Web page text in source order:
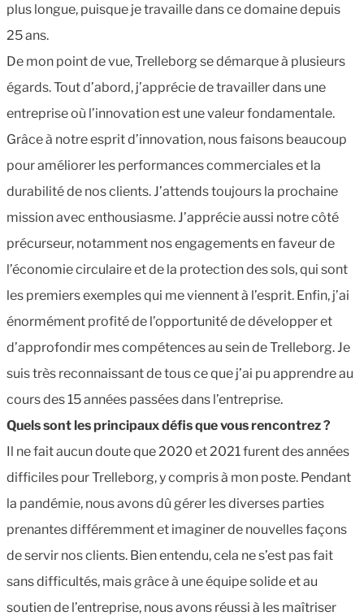
plus longue, puisque je travaille dans ce domaine depuis
25 ans.
De mon point de vue, Trelleborg se démarque à plusieurs
égards. Tout d’abord, j’apprécie de travailler dans une
entreprise où l’innovation est une valeur fondamentale.
Grâce à notre esprit d’innovation, nous faisons beaucoup
pour améliorer les performances commerciales et la
durabilité de nos clients. J’attends toujours la prochaine
mission avec enthousiasme. J’apprécie aussi notre côté
précurseur, notamment nos engagements en faveur de
l’économie circulaire et de la protection des sols, qui sont
les premiers exemples qui me viennent à l’esprit. Enfin, j’ai
énormément profité de l’opportunité de développer et
d’approfondir mes compétences au sein de Trelleborg. Je
suis très reconnaissant de tous ce que j’ai pu apprendre au
cours des 15 années passées dans l’entreprise.
Quels sont les principaux défis que vous rencontrez ?
Il ne fait aucun doute que 2020 et 2021 furent des années
difficiles pour Trelleborg, y compris à mon poste. Pendant
la pandémie, nous avons dû gérer les diverses parties
prenantes différemment et imaginer de nouvelles façons
de servir nos clients. Bien entendu, cela ne s’est pas fait
sans difficultés, mais grâce à une équipe solide et au
soutien de l’entreprise, nous avons réussi à les maîtriser